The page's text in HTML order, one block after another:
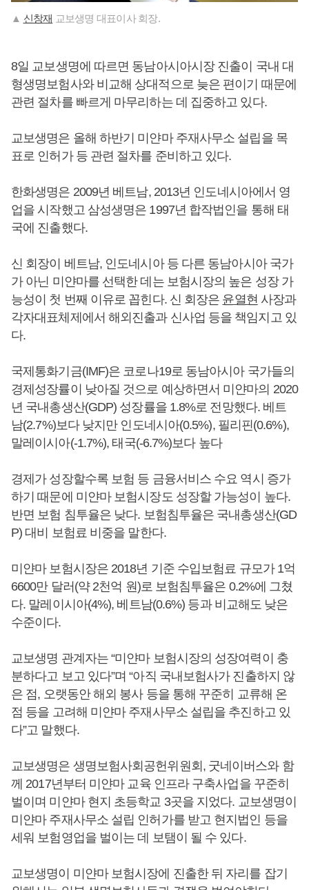
▲ 신창재 교보생명 대표이사 회장.
8일 교보생명에 따르면 동남아시아시장 진출이 국내 대
형생명보험사와 비교해 상대적으로 늦은 편이기 때문에
관련 절차를 빠르게 마무리하는 데 집중하고 있다.
교보생명은 올해 하반기 미얀마 주재사무소 설립을 목
표로 인허가 등 관련 절차를 준비하고 있다.
한화생명은 2009년 베트남, 2013년 인도네시아에서 영
업을 시작했고 삼성생명은 1997년 합작법인을 통해 태
국에 진출했다.
신 회장이 베트남, 인도네시아 등 다른 동남아시아 국가
가 아닌 미얀마를 선택한 데는 보험시장의 높은 성장 가
능성이 첫 번째 이유로 꼽힌다. 신 회장은 윤열현 사장과
각자대표체제에서 해외진출과 신사업 등을 책임지고 있
다.
국제통화기금(IMF)은 코로나19로 동남아시아 국가들의
경제성장률이 낮아질 것으로 예상하면서 미얀마의 2020
년 국내총생산(GDP) 성장률을 1.8%로 전망했다. 베트
남(2.7%)보다 낮지만 인도네시아(0.5%), 필리핀(0.6%),
말레이시아(-1.7%), 태국(-6.7%)보다 높다
경제가 성장할수록 보험 등 금융서비스 수요 역시 증가
하기 때문에 미얀마 보험시장도 성장할 가능성이 높다.
반면 보험 침투율은 낮다. 보험침투율은 국내총생산(GD
P) 대비 보험료 비중을 말한다.
미얀마 보험시장은 2018년 기준 수입보험료 규모가 1억
6600만 달러(약 2천억 원)로 보험침투율은 0.2%에 그쳤
다. 말레이시아(4%), 베트남(0.6%) 등과 비교해도 낮은
수준이다.
교보생명 관계자는 “미얀마 보험시장의 성장여력이 충
분하다고 보고 있다”며 “아직 국내보험사가 진출하지 않
은 점, 오랫동안 해외 봉사 등을 통해 꾸준히 교류해 온
점 등을 고려해 미얀마 주재사무소 설립을 추진하고 있
다”고 말했다.
교보생명은 생명보험사회공헌위원회, 굿네이버스와 함
께 2017년부터 미얀마 교육 인프라 구축사업을 꾸준히
벌이며 미얀마 현지 초등학교 3곳을 지었다. 교보생명이
미얀마 주재사무소 설립 인허가를 받고 현지법인 등을
세워 보험영업을 벌이는 데 보탬이 될 수 있다.
교보생명이 미얀마 보험시장에 진출한 뒤 자리를 잡기